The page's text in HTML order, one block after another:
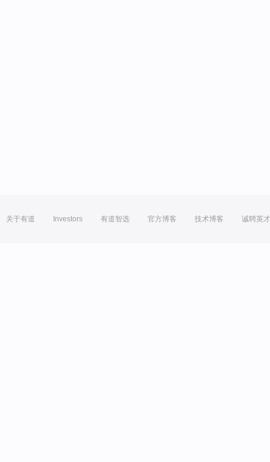
关于有道 Investors 有道智选 官方博客 技术博客 诚聘英才